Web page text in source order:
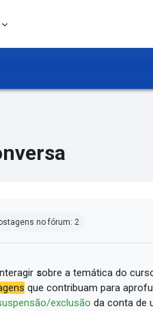
no fórum: 2
sobre a temática do
que contribuam para
exclusão da conta de